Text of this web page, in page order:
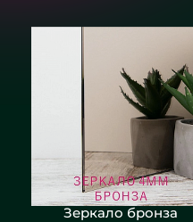
Зеркало бронза